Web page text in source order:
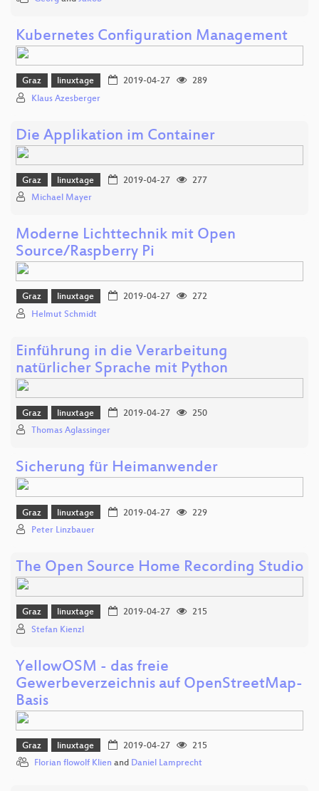
Kubernetes Configuration Management
Graz linuxtage 2019-04-27
289
Klaus Azesberger
Die Applikation im Container
Graz linuxtage 2019-04-27
277
Michael Mayer
Moderne Lichttechnik mit Open
Source/Raspberry Pi
Graz linuxtage 2019-04-27
272
Helmut Schmidt
Einführung in die Verarbeitung
natürlicher Sprache mit Python
Graz linuxtage 2019-04-27
250
Thomas Aglassinger
Sicherung für Heimanwender
Graz linuxtage 2019-04-27
229
Peter Linzbauer
The Open Source Home Recording Studio
Graz linuxtage 2019-04-27
215
Stefan Kienzl
YellowOSM - das freie
Gewerbeverzeichnis auf OpenStreetMap-
Basis
Graz linuxtage 2019-04-27
215
Florian flowolf Klien and Daniel Lamprecht